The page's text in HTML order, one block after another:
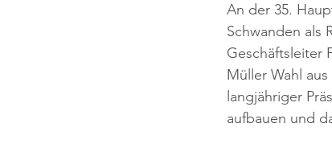
An der 35.
Schwanden als
Geschäftsleiter
Müller Wahl
langjähriger
aufbauen und